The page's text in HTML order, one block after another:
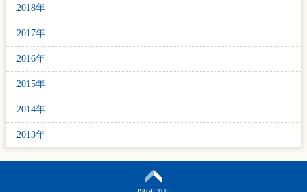
2018年
2017年
2016年
2015年
2014年
2013年